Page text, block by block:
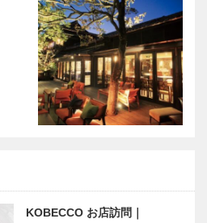
KOBECCO お店訪問｜